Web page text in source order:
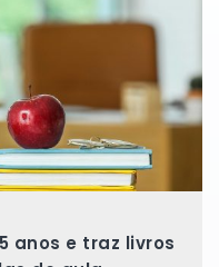
anos e traz livros